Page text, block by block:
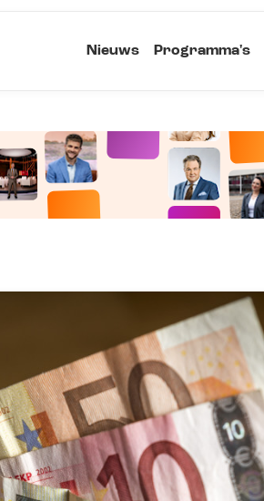
Nieuws Programma's